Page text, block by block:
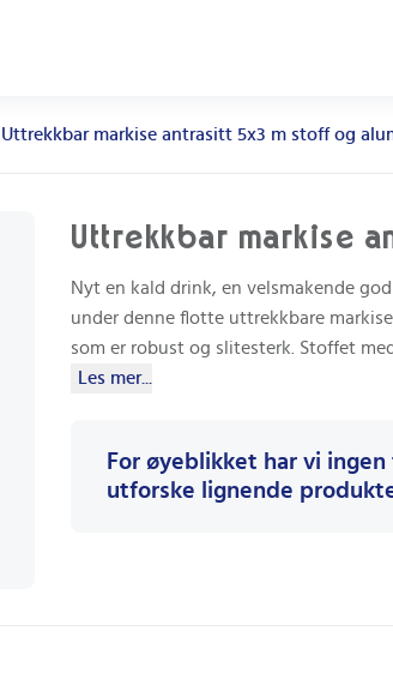
Uttrekkbar markise antrasitt 5x3 m stoff og
Uttrekkbar markise
Nyt en kald drink, en velsmakende
under denne flotte uttrekkbare
som er robust og slitesterk. Stoffet
Les mer...
For øyeblikket har vi
utforske lignende